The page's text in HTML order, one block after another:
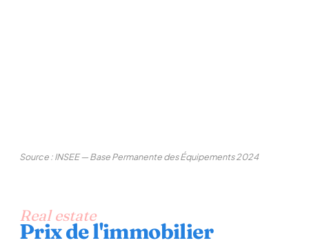
Source : INSEE — Base Permanente des Équipements 2024
Real estate
Prix de l'immobilier